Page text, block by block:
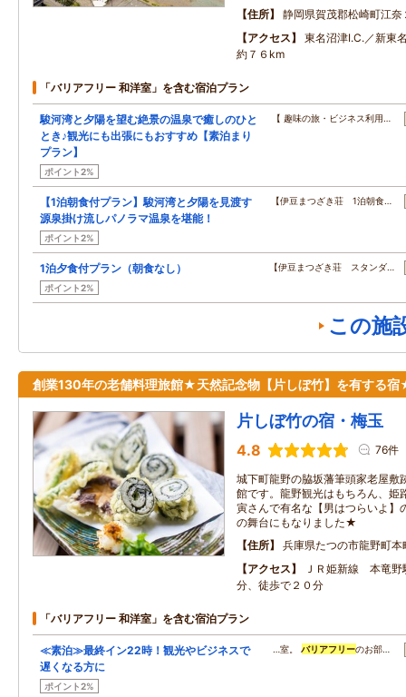
住所
静岡県賀茂郡松崎町江奈
アクセス
東名沼津I.C.／新東
約７６km
「バリアフリー 和洋室」を含む宿泊プラン
駿河湾と夕陽を望む絶景の温泉で癒しのひと
とき♪観光にも出張にもおすすめ【素泊まり
プラン】
ポイント2%
【 趣味の旅・ビジネス利用…
【1泊朝食付プラン】駿河湾と夕陽を見渡す
源泉掛け流しパノラマ温泉を堪能！
ポイント2%
【伊豆まつざき荘 1泊朝食…
1泊夕食付プラン（朝食なし）
ポイント2%
【伊豆まつざき荘 スタンダ…
この施
創業130年の老舗料理旅館★天然記念物【片しぼ竹】を有する
片しぼ竹の宿・梅玉
4.8 76件
城下町龍野の脇坂藩筆頭家老屋敷
館です。龍野観光はもちろん、姫
寅さんで有名な【男はつらいよ】
の舞台にもなりました★
住所
兵庫県たつの市龍野町本
アクセス
ＪＲ姫新線 本竜野
分、徒歩で２０分
「バリアフリー 和洋室」を含む宿泊プラン
≪素泊≫最終イン22時！観光やビジネスで
遅くなる方に
ポイント2%
…室。バリアフリーのお部…